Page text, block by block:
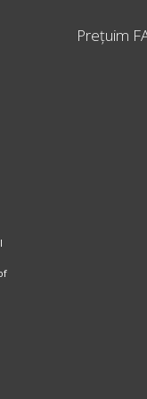
Prețuim